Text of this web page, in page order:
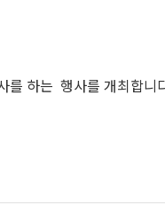
를 하는 행사를 개최합니